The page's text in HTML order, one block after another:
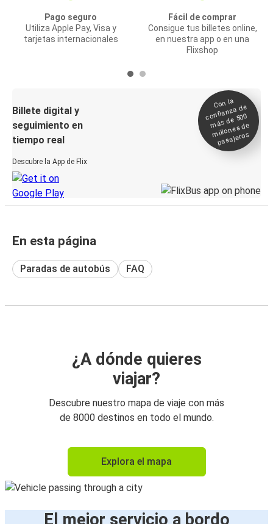
Pago seguro
Utiliza Apple Pay, Visa y
tarjetas internacionales
Fácil de comprar
Consigue tus billetes online,
en nuestra app o en una
Flixshop
Billete digital y
seguimiento en
tiempo real
Descubre la App de Flix
Con la
confianza de
más de 500
millones de
pasajeros
En esta página
Paradas de autobús FAQ
¿A dónde quieres
viajar?
Descubre nuestro mapa de viaje con más
de 8000 destinos en todo el mundo.
Explora el mapa
El mejor servicio a bordo